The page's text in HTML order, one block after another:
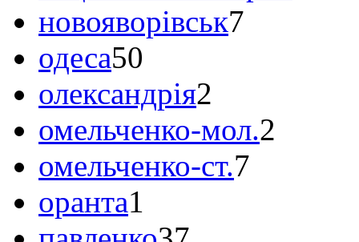
новояворівськ7
одеса50
олександрія2
омельченко-мол.2
омельченко-ст.7
оранта1